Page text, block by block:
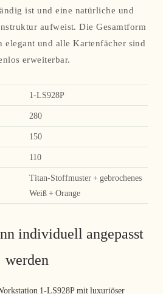
ist und eine natürliche und
aufweist. Die Gesamtform
elegant und alle Kartenfächer sind
erweiterbar.
1-LS928P
280
150
110
Titan-Stoffmuster + gebrochenes
Weiß + Orange
individuell angepasst
werden